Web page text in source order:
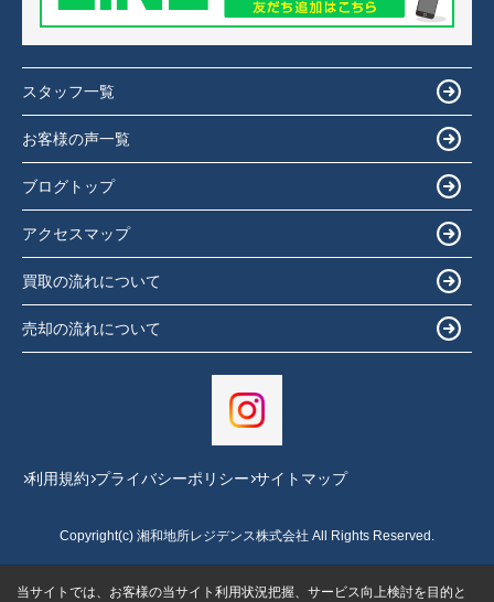
スタッフ一覧
お客様の声一覧
ブログトップ
アクセスマップ
買取の流れについて
売却の流れについて
利用規約 プライバシーポリシー サイトマップ
Copyright(c) 湘和地所レジデンス株式会社 All Rights Reserved.
当サイトでは、お客様の当サイト利用状況把握、サービス向上検討を目的と